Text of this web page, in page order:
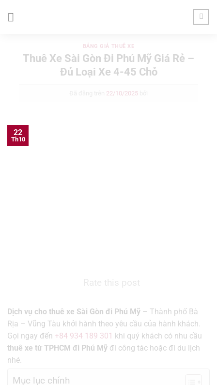
BẢNG GIÁ THUÊ XE
Thuê Xe Sài Gòn Đi Phú Mỹ Giá Rẻ –
Đủ Loại Xe 4-45 Chỗ
22/10/2025
22
Th10
Dịch vụ cho thuê xe Sài Gòn đi Phú Mỹ – Thành phố Bà
Rịa – Vũng Tàu khởi hành theo yêu cầu của hành khách.
Gọi ngay đến +84 934 189 301 khi quý khách có nhu cầu
thuê xe từ TPHCM đi Phú Mỹ đi công tác hoặc đi du lịch
nhé.
Mục lục chính